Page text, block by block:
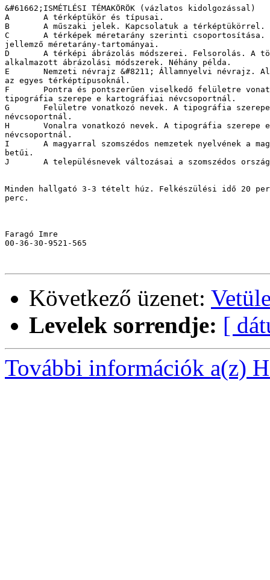
&#61662;ISMÉTLÉSI TÉMAKÖRÖK (vázlatos kidolgozással)
A	A térképtükör és típusai.
B	A műszaki jelek. Kapcsolatuk a térképtükörrel.
C	A térképek méretarány szerinti csoportosítása. A tömegtérképek
jellemző méretarány-tartományai.
D	A térképi ábrázolás módszerei. Felsorolás. A tömegtérképeken
alkalmazott ábrázolási módszerek. Néhány példa.
E	Nemzeti névrajz &#8211; Államnyelvi névrajz. Alkalmazásuk és jelentőségük
az egyes térképtípusoknál.
F	Pontra és pontszerűen viselkedő felületre vonatkozó nevek. A
tipográfia szerepe e kartográfiai névcsoportnál.
G	Felületre vonatkozó nevek. A tipográfia szerepe e kartográfiai
névcsoportnál.
H	Vonalra vonatkozó nevek. A tipográfia szerepe e kartográfiai
névcsoportnál.
I	A magyarral szomszédos nemzetek nyelvének a magyar nyelvtől eltérő
betűi.
J	A településnevek változásai a szomszédos országokban.
Minden hallgató 3-3 tételt húz. Felkészülési idő 20
perc.
Faragó Imre
00-36-30-9521-565
Következő üzenet:
Levelek sorrendje: [
További információk a(z)